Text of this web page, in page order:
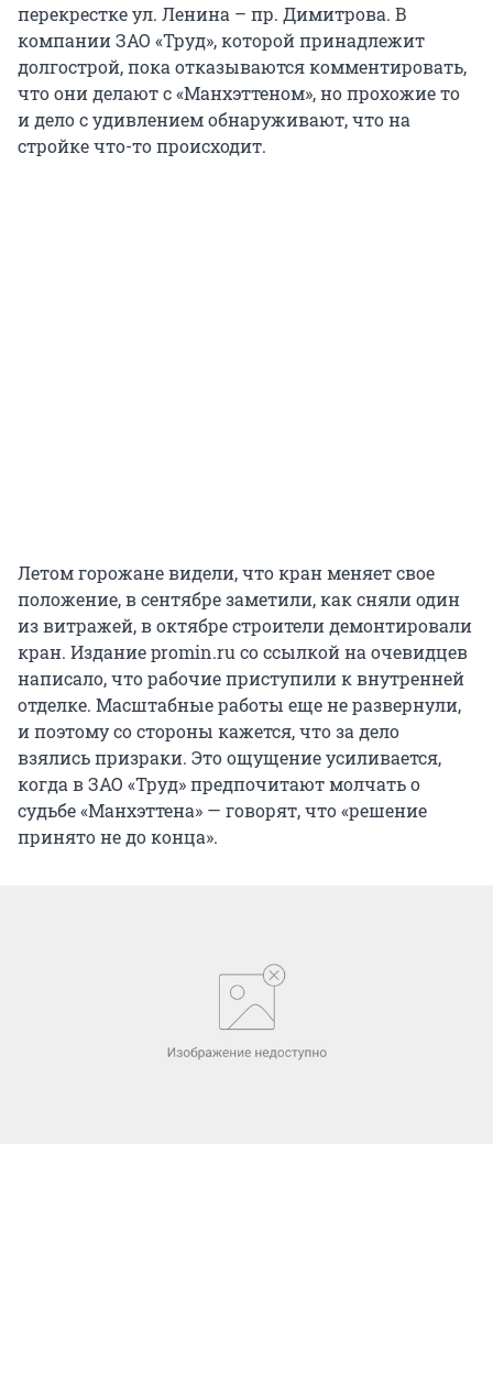
перекрестке ул. Ленина – пр. Димитрова. В
компании ЗАО «Труд», которой принадлежит
долгострой, пока отказываются комментировать,
что они делают с «Манхэттеном», но прохожие то
и дело с удивлением обнаруживают, что на
стройке что-то происходит.
Летом горожане видели, что кран меняет свое
положение, в сентябре заметили, как сняли один
из витражей, в октябре строители демонтировали
кран. Издание promin.ru со ссылкой на очевидцев
написало, что рабочие приступили к внутренней
отделке. Масштабные работы еще не развернули,
и поэтому со стороны кажется, что за дело
взялись призраки. Это ощущение усиливается,
когда в ЗАО «Труд» предпочитают молчать о
судьбе «Манхэттена» — говорят, что «решение
принято не до конца».